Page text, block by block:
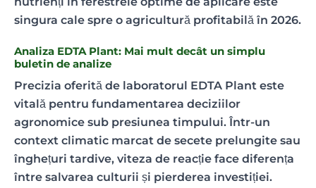
singura cale spre o agricultură profitabilă în 2026.
Analiza EDTA Plant: Mai mult decât un simplu
buletin de analize
Precizia oferită de laboratorul EDTA Plant este
vitală pentru fundamentarea deciziilor
agronomice sub presiunea timpului. Într-un
context climatic marcat de secete prelungite sau
înghețuri tardive, viteza de reacție face diferența
între salvarea culturii și pierderea investiției.